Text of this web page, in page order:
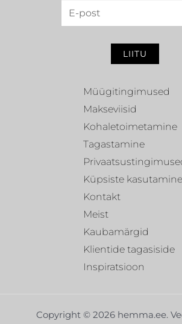
LIITU
Müügitingimused
Makseviisid
Kohaletoimetamine
Tagastamine
Küpsiste kasutamine
Kontakt
Meist
Kaubamärgid
Klientide tagasiside
Inspiratsioon
Copyright © 2026 hemma.ee.